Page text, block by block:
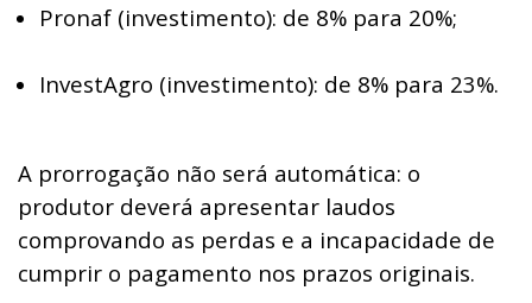
Pronaf (investimento): de 8% para 20%;
InvestAgro (investimento): de 8% para 23%.
A prorrogação não será automática: o
produtor deverá apresentar laudos
comprovando as perdas e a incapacidade de
cumprir o pagamento nos prazos originais.